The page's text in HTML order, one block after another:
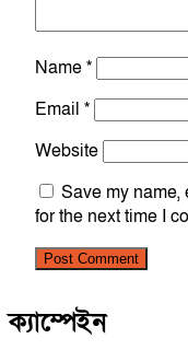
Name*
Email *
Website
Save my
for the next time I
ক্যাম্পেইন